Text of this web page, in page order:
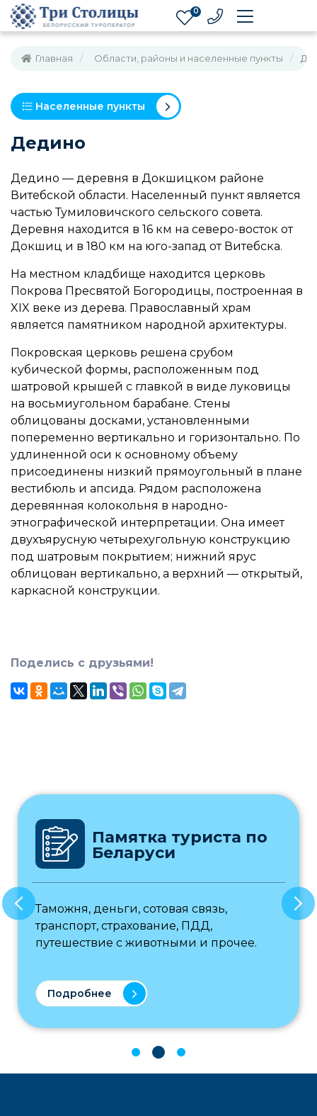
0
Главная Области, районы и населенные пункты
Населенные пункты
Дедино
Дедино — деревня в Докшицком районе
Витебской области. Населенный пункт является
частью Тумиловичского сельского совета.
Деревня находится в 16 км на северо-восток от
Докшиц и в 180 км на юго-запад от Витебска.
На местном кладбище находится церковь
Покрова Пресвятой Богородицы, построенная в
XIX веке из дерева. Православный храм
является памятником народной архитектуры.
Покровская церковь решена срубом
кубической формы, расположенным под
шатровой крышей с главкой в ​​виде луковицы
на восьмиугольном барабане. Стены
облицованы досками, установленными
попеременно вертикально и горизонтально. По
удлиненной оси к основному объему
присоединены низкий прямоугольный в плане
вестибюль и апсида. Рядом расположена
деревянная колокольня в народно-
этнографической интерпретации. Она имеет
двухъярусную четырехугольную конструкцию
под шатровым покрытием; нижний ярус
облицован вертикально, а верхний — открытый,
каркасной конструкции.
Поделись с друзьями!
Памятка туриста по
Беларуси
Таможня, деньги, сотовая связь,
транспорт, страхование, ПДД,
путешествие с животными и прочее.
Подробнее